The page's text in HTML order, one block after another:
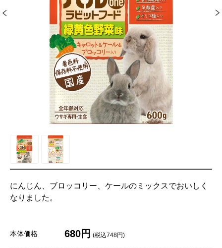
にんじん、ブロッコリー、ケールのミックスでおいしく
なりました。
本体価格 680円 (税込748円)